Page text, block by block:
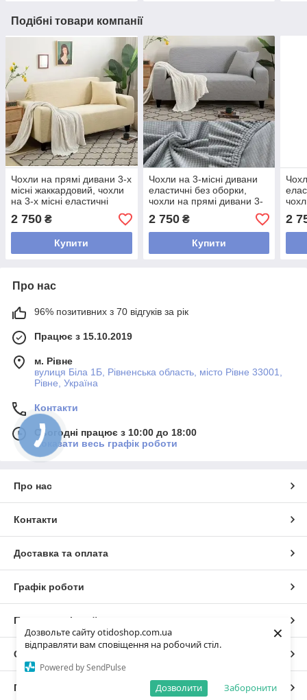
Дозвольте сайту otidoshop.com.ua
відправляти вам сповіщення на робочий стіл.
Powered by SendPulse
Заборонити
Дозволити
×
Подібні товари компанії
Чохли на прямі дивани 3-х
місні жаккардовий, чохли
на 3-х місні еластичні
дивани без оборки
Кремовий
2 750 ₴
Купити
Чохли на 3-місні дивани
еластичні без оборки,
чохли на прямі дивани 3-
місні жаккардовий Сірий
2 750₴
Купити
2
Про нас
96% позитивних з 70 відгуків за рік
Працює з 15.10.2019
м. Рівне
вулиця Біла 1Б, Рівненська область, місто Рівне 33001,
Рівне, Україна
Контакти
Сьогодні працює з 10:00 до 18:00
Показати весь графік роботи
Про нас
Контакти
Доставка та оплата
Графік роботи
Повна версія сайту
Сайт створено на маркетплейсі
Політика конфіденційності